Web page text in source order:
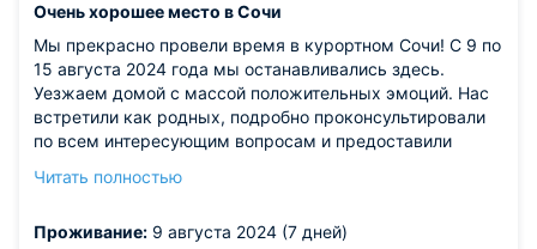
Очень хорошее место в Сочи
Мы прекрасно провели время в курортном Сочи! С 9 по
15 августа 2024 года мы останавливались здесь.
Уезжаем домой с массой положительных эмоций. Нас
встретили как родных, подробно проконсультировали
по всем интересующим вопросам и предоставили
был очень чистым и уютным. В нём было всё
нём была такой чистой и прозрачной, что купаться в
Читать полностью
Проживание: 9 августа 2024 (7 дней)